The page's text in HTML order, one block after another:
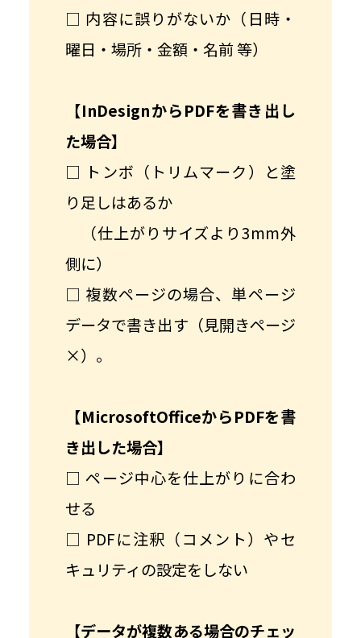
□ 内容に誤りがないか（日時・
曜日・場所・金額・名前 等）
【InDesignからPDFを書き出し
た場合】
□ トンボ（トリムマーク）と塗
り足しはあるか
（仕上がりサイズより3mm外
側に）
□ 複数ページの場合、単ページ
データで書き出す（見開きページ
×）。
【MicrosoftOfficeからPDFを書
き出した場合】
□ ページ中心を仕上がりに合わ
せる
□ PDFに注釈（コメント）やセ
キュリティの設定をしない
【データが複数ある場合のチェッ